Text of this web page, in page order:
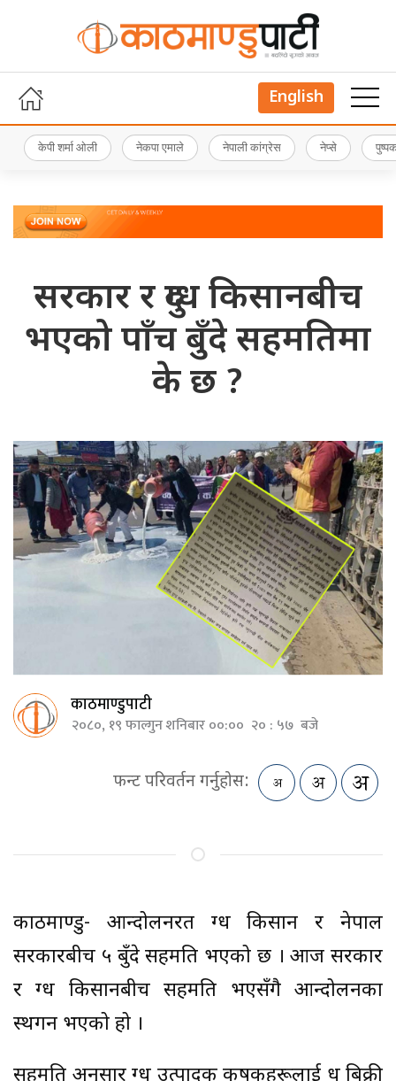
English
केपी शर्मा ओली नेकपा एमाले नेपाली कांग्रेस नेप्से
सरकार र दुग्ध किसानबीच
भएको पाँच बुँदे सहमतिमा
के छ ?
काठमाण्डुपाटी
२०८०, १९ फाल्गुन शनिबार ००:०० २० : ५७ बजे
फन्ट परिवर्तन गर्नुहोस:
काठमाण्डु- आन्दोलनरत दुग्ध किसान र नेपाल
सरकारबीच ५ बुँदे सहमति भएको छ । आज सरकार
र दुग्ध किसानबीच सहमति भएसँगै आन्दोलनका
स्थगन भएको हो ।